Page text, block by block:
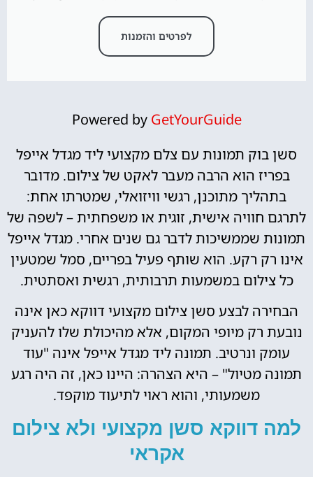
לפרטים והזמנות
Powered by GetYourGuide
סשן בוק תמונות עם צלם מקצועי ליד מגדל אייפל
בפריז הוא הרבה מעבר לאקט של צילום. מדובר
בתהליך מתוכנן, רגשי וויזואלי, שמטרתו אחת:
לתרגם חוויה אישית, זוגית או משפחתית – לשפה של
תמונות שממשיכות לדבר גם שנים אחרי. מגדל אייפל
אינו רק רקע. הוא שותף פעיל בפריים, סמל שמטעין
כל צילום במשמעות תרבותית, רגשית ואסתטית.
הבחירה לבצע סשן צילום מקצועי דווקא כאן אינה
נובעת רק מיופי המקום, אלא מהיכולת שלו להעניק
עומק ונרטיב. תמונה ליד מגדל אייפל אינה "עוד
תמונה מטיול" – היא הצהרה: היינו כאן, זה היה רגע
משמעותי, והוא ראוי לתיעוד מוקפד.
למה דווקא סשן מקצועי ולא צילום
אקראי